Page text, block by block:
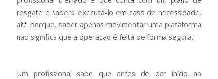
resgate e saberá executá-lo em caso de necessidade,
até porque, saber apenas movimentar uma plataforma
não significa que a operação é feita de forma segura.
Um profissional sabe que antes de dar início ao